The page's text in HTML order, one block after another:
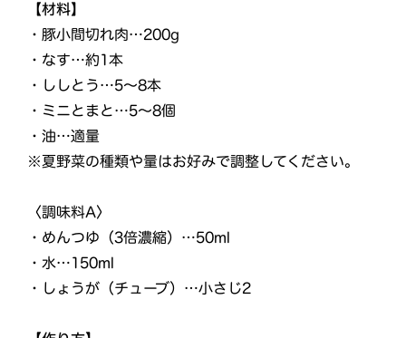
【材料】
・豚小間切れ肉…200g
・なす…約1本
・ししとう…5～8本
・ミニとまと…5～8個
・油…適量
※夏野菜の種類や量はお好みで調整してください。
〈調味料A〉
・めんつゆ（3倍濃縮）…50ml
・水…150ml
・しょうが（チューブ）…小さじ2